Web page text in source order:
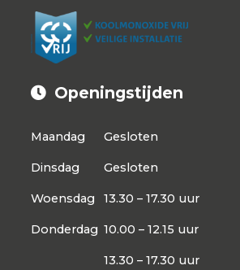
Openingstijden
Maandag Gesloten
Dinsdag Gesloten
Woensdag 13.30 – 17.30 uur
Donderdag 10.00 – 12.15 uur
13.30 – 17.30 uur